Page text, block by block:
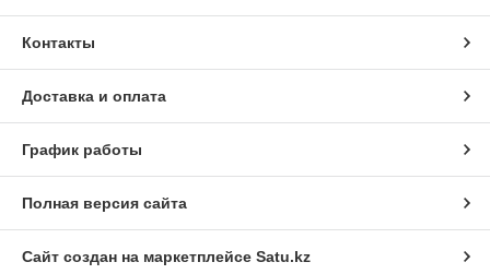
Контакты
Доставка и оплата
График работы
Полная версия сайта
Сайт создан на маркетплейсе Satu.kz